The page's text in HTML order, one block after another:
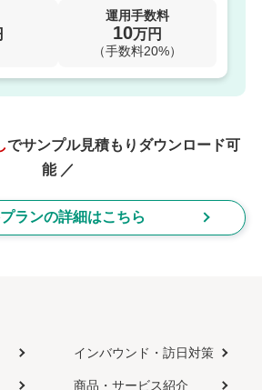
運用手数料
10万円
（手数料20%）
でサンプル見積もりダウンロード可
能 ／
ランの詳細はこちら
インバウンド・訪日対策
商品・サービス紹介